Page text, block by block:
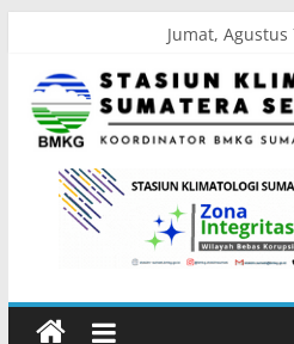
content
Jumat, Agustus
Stasiun
Sumatera